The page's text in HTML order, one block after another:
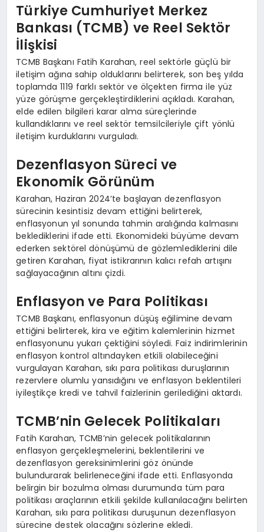
Türkiye Cumhuriyet Merkez
Bankası (TCMB) ve Reel Sektör
İlişkisi
TCMB Başkanı Fatih Karahan, reel sektörle güçlü bir
iletişim ağına sahip olduklarını belirterek, son beş yılda
toplamda 1119 farklı sektör ve ölçekten firma ile yüz
yüze görüşme gerçekleştirdiklerini açıkladı. Karahan,
elde edilen bilgileri karar alma süreçlerinde
kullandıklarını ve reel sektör temsilcileriyle çift yönlü
iletişim kurduklarını vurguladı.
Dezenflasyon Süreci ve
Ekonomik Görünüm
Karahan, Haziran 2024’te başlayan dezenflasyon
sürecinin kesintisiz devam ettiğini belirterek,
enflasyonun yıl sonunda tahmin aralığında kalmasını
beklediklerini ifade etti. Ekonomideki büyüme devam
ederken sektörel dönüşümü de gözlemlediklerini dile
getiren Karahan, fiyat istikrarının kalıcı refah artışını
sağlayacağının altını çizdi.
Enflasyon ve Para Politikası
TCMB Başkanı, enflasyonun düşüş eğilimine devam
ettiğini belirterek, kira ve eğitim kalemlerinin hizmet
enflasyonunu yukarı çektiğini söyledi. Faiz indirimlerinin
enflasyon kontrol altındayken etkili olabileceğini
vurgulayan Karahan, sıkı para politikası duruşlarının
rezervlere olumlu yansıdığını ve enflasyon beklentileri
iyileştikçe kredi ve tahvil faizlerinin gerilediğini aktardı.
TCMB’nin Gelecek Politikaları
Fatih Karahan, TCMB’nin gelecek politikalarının
enflasyon gerçekleşmelerini, beklentilerini ve
dezenflasyon gereksinimlerini göz önünde
bulundurarak belirleneceğini ifade etti. Enflasyonda
belirgin bir bozulma olması durumunda tüm para
politikası araçlarının etkili şekilde kullanılacağını belirten
Karahan, sıkı para politikası duruşunun dezenflasyon
sürecine destek olacağını sözlerine ekledi.